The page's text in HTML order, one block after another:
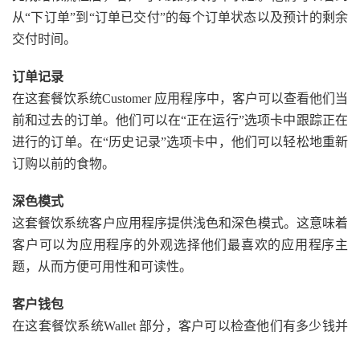
从“下订单”到“订单已交付”的每个订单状态以及预计的剩余
交付时间。
订单记录
在这套餐饮系统Customer 应用程序中，客户可以查看他们当
前和过去的订单。他们可以在“正在运行”选项卡中跟踪正在
进行的订单。在“历史记录”选项卡中，他们可以轻松地重新
订购以前的食物。
深色模式
这套餐饮系统客户应用程序提供浅色和深色模式。这意味着
客户可以为应用程序的外观选择他们最喜欢的应用程序主
题，从而方便可用性和可读性。
客户钱包
在这套餐饮系统Wallet 部分，客户可以检查他们有多少钱并